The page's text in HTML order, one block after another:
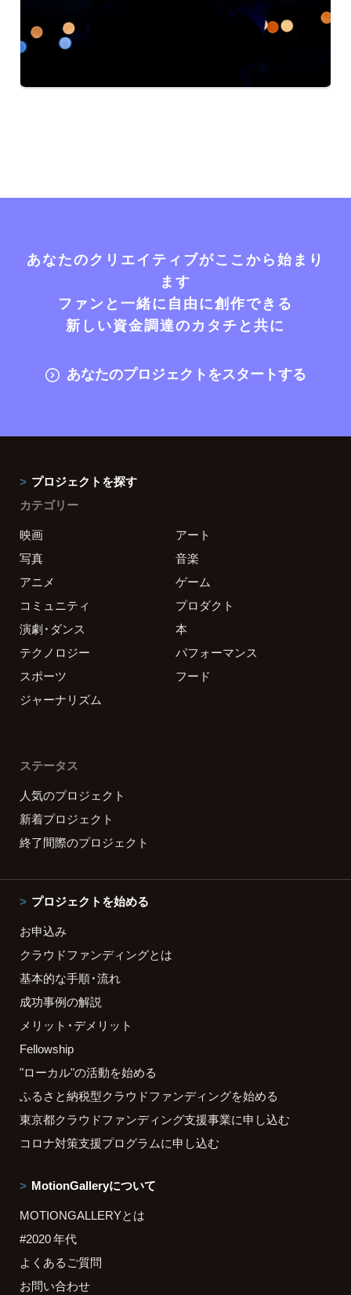
あなたのクリエイティブがここから始まり
ます
ファンと一緒に自由に創作できる
新しい資金調達のカタチと共に
あなたのプロジェクトをスタートする
プロジェクトを探す
カテゴリー
映画
アート
写真
音楽
アニメ
ゲーム
コミュニティ
プロダクト
演劇・ダンス
本
テクノロジー
パフォーマンス
スポーツ
フード
ジャーナリズム
ステータス
人気のプロジェクト
新着プロジェクト
終了間際のプロジェクト
プロジェクトを始める
お申込み
クラウドファンディングとは
基本的な手順・流れ
成功事例の解説
メリット・デメリット
Fellowship
"ローカル"の活動を始める
ふるさと納税型クラウドファンディングを始める
東京都クラウドファンディング支援事業に申し込む
コロナ対策支援プログラムに申し込む
MotionGalleryについて
MOTIONGALLERYとは
#2020 年代
よくあるご質問
お問い合わせ